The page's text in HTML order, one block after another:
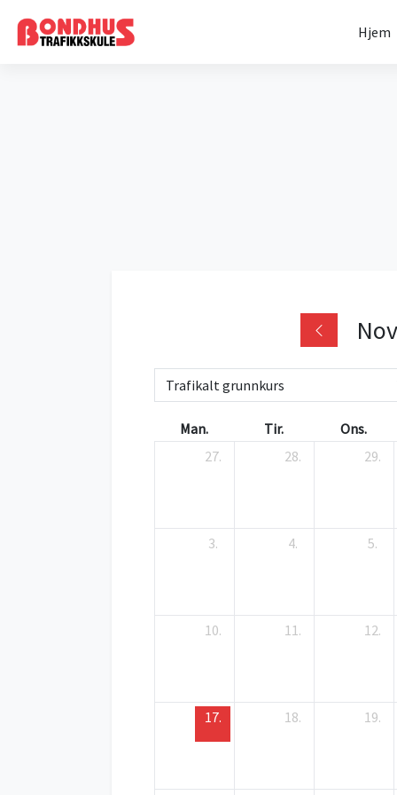
Hjem
Man. Tir. Ons.
27.
28. 29.
3. 4. 5.
10. 11. 12.
17. 18. 19.